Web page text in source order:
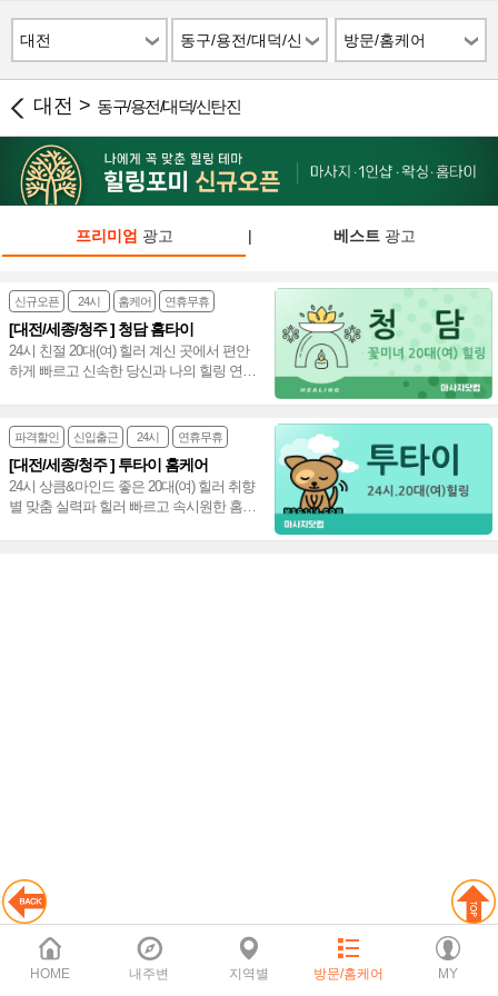
대전
동구/용전/대덕/신
탄진
방문/홈케어
대전 > 동구/용전/대덕/신탄진
프리미엄 광고 | 베스트광고
신규오픈 24시 홈케어 연휴무휴
[대전/세종/청주 ] 청담 홈타이
24시 친절 20대(여) 힐러 계신 곳에서 편안
하게 빠르고 신속한 당신과 나의 힐링 연결
파격할인 신입출근 24시 연휴무휴
[대전/세종/청주 ] 투타이 홈케어
24시 상큼&마인드 좋은 20대(여) 힐러 취향
별 맞춤 실력파 힐러 빠르고 속시원한 홈타
HOME 내주변 지역별 방문/홈케어 MY